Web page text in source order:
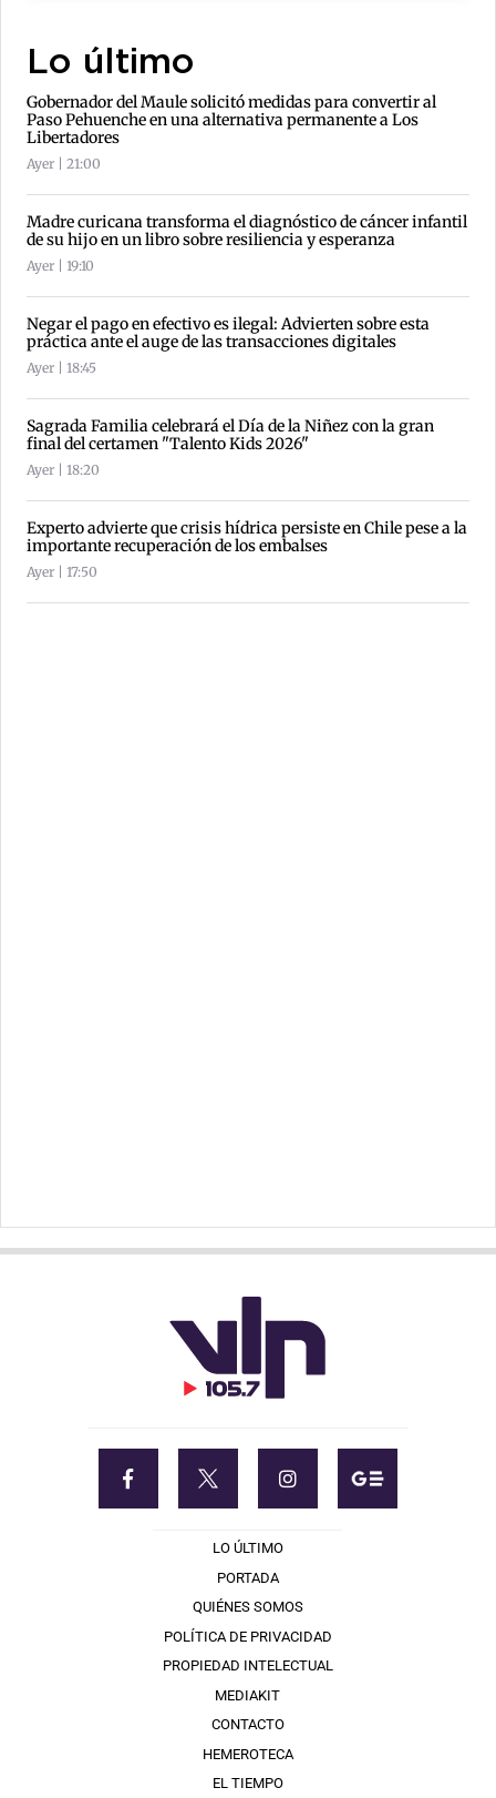
Lo último
Gobernador del Maule solicitó medidas para convertir al
Paso Pehuenche en una alternativa permanente a Los
Libertadores
Ayer | 21:00
Madre curicana transforma el diagnóstico de cáncer infantil
de su hijo en un libro sobre resiliencia y esperanza
Ayer | 19:10
Negar el pago en efectivo es ilegal: Advierten sobre esta
práctica ante el auge de las transacciones digitales
Ayer | 18:45
Sagrada Familia celebrará el Día de la Niñez con la gran
final del certamen "Talento Kids 2026"
Ayer | 18:20
Experto advierte que crisis hídrica persiste en Chile pese a la
importante recuperación de los embalses
Ayer | 17:50
LO ÚLTIMO
PORTADA
QUIÉNES SOMOS
POLÍTICA DE PRIVACIDAD
PROPIEDAD INTELECTUAL
MEDIAKIT
CONTACTO
HEMEROTECA
EL TIEMPO